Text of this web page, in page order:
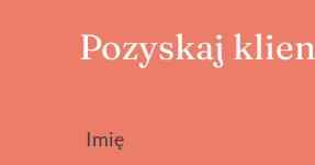
Pozyskaj
Imię